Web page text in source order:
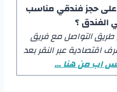
حجز فندقي مناسب
الفندق ؟
التواصل مع فريق
اقتصادية عبر النقر بعد
اب من هنا …